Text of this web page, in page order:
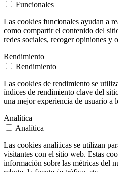
Funcionales
Las cookies funcionales ayudan a
como compartir el contenido del
redes sociales, recoger opiniones y
Rendimiento
Rendimiento
Las cookies de rendimiento se
índices de rendimiento clave del
una mejor experiencia de usuario a
Analítica
Analítica
Las cookies analíticas se utilizan
visitantes con el sitio web. Estas
información sobre las métricas del